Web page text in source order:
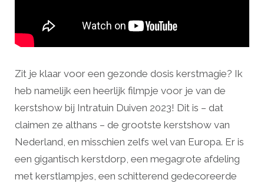
Zit je klaar voor een gezonde dosis kerstmagie? Ik
heb namelijk een heerlijk filmpje voor je van de
kerstshow bij Intratuin Duiven 2023! Dit is – dat
claimen ze althans – de grootste kerstshow van
Nederland, en misschien zelfs wel van Europa. Er is
een gigantisch kerstdorp, een megagrote afdeling
met kerstlampjes, een schitterend gedecoreerde